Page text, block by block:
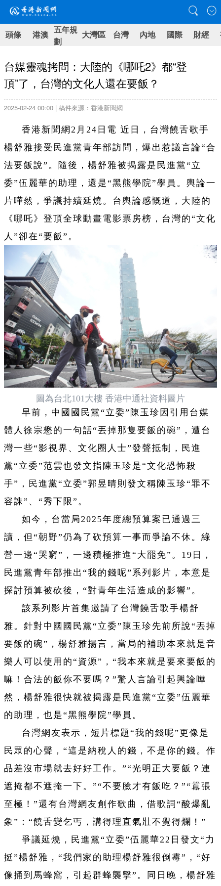
頭條 港澳 五年規
劃
大灣區 台灣 內地 國際 財經
台媒靈魂拷問：大陸的《哪吒2》都“登
頂”了，台灣的文化人還在要飯？
2025-02-24 00:00 | 稿件來源：香港新聞網
香港新聞網2月24日電 近日，台灣饒舌歌手
楊舒雅接受民進黨青年部訪問，爆出惹議言論“合
法要飯說”。隨後，楊舒雅被揭露是民進黨“立
委”伍麗華的助理，還是“黑熊學院”學員。輿論一
片嘩然，爭議持續延燒。台輿論感慨道，大陸的
《哪吒》登頂全球動畫電影票房榜，台灣的“文化
人”卻在“要飯”。
圖為台北101大樓 香港中通社資料圖片
早前，中國國民黨“立委”陳玉珍因引用台媒
體人徐宗懋的一句話“丟掉那隻要飯的碗”，遭台
灣一些“影視界、文化圈人士”發聲抵制，民進
黨“立委”范雲也發文指陳玉珍是“文化恐怖殺
手”，民進黨“立委”郭昱晴則發文稱陳玉珍“罪不
容誅”、“秀下限”。
如今，台當局2025年度總預算案已通過三
讀，但“朝野”仍為了砍預算一事而爭論不休。綠
營一邊“哭窮”，一邊積極推進“大罷免”。19日，
民進黨青年部推出“我的錢呢”系列影片，本意是
探討預算被砍後，“對青年生活造成的影響”。
該系列影片首集邀請了台灣饒舌歌手楊舒
雅。針對中國國民黨“立委”陳玉珍先前所說“丟掉
要飯的碗”，楊舒雅揚言，當局的補助本來就是音
樂人可以使用的“資源”，“我本來就是要來要飯的
嘛！合法的飯你不要嗎？”驚人言論引起輿論嘩
然，楊舒雅很快就被揭露是民進黨“立委”伍麗華
的助理，也是“黑熊學院”學員。
台灣網友表示，短片標題“我的錢呢”更像是
民眾的心聲，“這是納稅人的錢，不是你的錢。作
品差沒市場就去好好工作。”“光明正大要飯？連
遮掩都不遮掩一下。”“不要臉才有飯吃？”“囂張
至極！”還有台灣網友創作歌曲，借歌詞“酸爆亂
象”：“饒舌變乞丐，講得理直氣壯不覺得爛！”
爭議延燒，民進黨“立委”伍麗華22日發文“力
挺”楊舒雅，“我們家的助理楊舒雅很倒霉”，“好
像捅到馬蜂窩，引起群蜂襲擊”。同日晚，楊舒雅